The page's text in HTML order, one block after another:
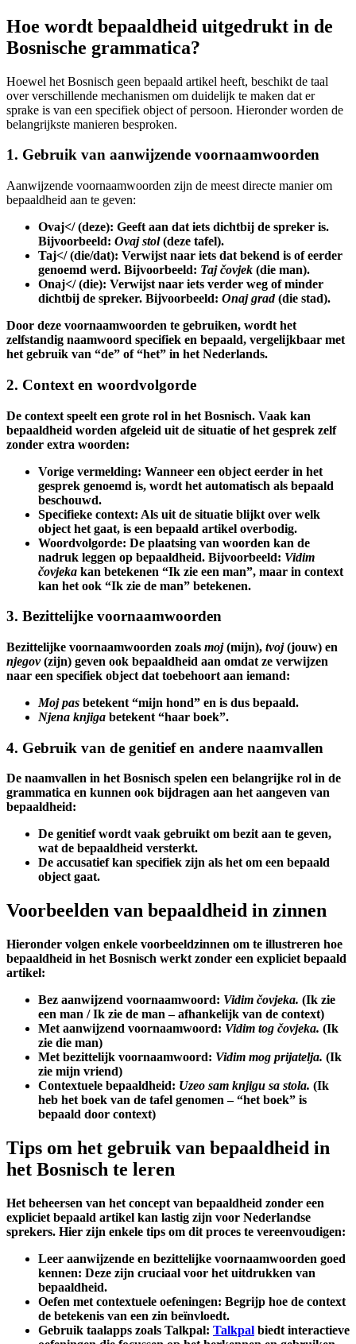
Hoe wordt bepaaldheid uitgedrukt in de
Bosnische grammatica?
Hoewel het Bosnisch geen bepaald artikel heeft, beschikt de taal
over verschillende mechanismen om duidelijk te maken dat er
sprake is van een specifiek object of persoon. Hieronder worden de
belangrijkste manieren besproken.
1. Gebruik van aanwijzende voornaamwoorden
Aanwijzende voornaamwoorden zijn de meest directe manier om
bepaaldheid aan te geven:
Ovaj</ (deze): Geeft aan dat iets dichtbij de spreker is.
Bijvoorbeeld: Ovaj stol(deze tafel).
Taj</ (die/dat): Verwijst naar iets dat bekend is of eerder
genoemd werd. Bijvoorbeeld: Taj čovjek (die man).
Onaj</ (die): Verwijst naar iets verder weg of minder
dichtbij de spreker. Bijvoorbeeld: Onaj grad(die stad).
Door deze voornaamwoorden te gebruiken, wordt het
zelfstandig naamwoord specifiek en bepaald, vergelijkbaar met
het gebruik van “de” of “het” in het Nederlands.
2. Context en woordvolgorde
De context speelt een grote rol in het Bosnisch. Vaak kan
bepaaldheid worden afgeleid uit de situatie of het gesprek zelf
zonder extra woorden:
Vorige vermelding: Wanneer een object eerder in het
gesprek genoemd is, wordt het automatisch als bepaald
beschouwd.
Specifieke context: Als uit de situatie blijkt over welk
object het gaat, is een bepaald artikel overbodig.
Woordvolgorde: De plaatsing van woorden kan de
nadruk leggen op bepaaldheid. Bijvoorbeeld: Vidim
čovjeka kan betekenen “Ik zie een man”, maar in context
kan het ook “Ik zie de man” betekenen.
3. Bezittelijke voornaamwoorden
Bezittelijke voornaamwoorden zoals moj(mijn), tvoj(jouw) en
njegov(zijn) geven ook bepaaldheid aan omdat ze verwijzen
naar een specifiek object dat toebehoort aan iemand:
Moj pas betekent “mijn hond” en is dus bepaald.
Njena knjiga betekent “haar boek”.
4. Gebruik van de genitief en andere naamvallen
De naamvallen in het Bosnisch spelen een belangrijke rol in de
grammatica en kunnen ook bijdragen aan het aangeven van
bepaaldheid:
De genitief wordt vaak gebruikt om bezit aan te geven,
wat de bepaaldheid versterkt.
De accusatief kan specifiek zijn als het om een bepaald
object gaat.
Voorbeelden van bepaaldheid in zinnen
Hieronder volgen enkele voorbeeldzinnen om te illustreren hoe
bepaaldheid in het Bosnisch werkt zonder een expliciet bepaald
artikel:
Bez aanwijzend voornaamwoord: Vidim čovjeka. (Ik zie
een man / Ik zie de man – afhankelijk van de context)
Met aanwijzend voornaamwoord: Vidim tog čovjeka. (Ik
zie die man)
Met bezittelijk voornaamwoord: Vidim mog prijatelja. (Ik
zie mijn vriend)
Contextuele bepaaldheid: Uzeo sam knjigu sa stola. (Ik
heb het boek van de tafel genomen – “het boek” is
bepaald door context)
Tips om het gebruik van bepaaldheid in
het Bosnisch te leren
Het beheersen van het concept van bepaaldheid zonder een
expliciet bepaald artikel kan lastig zijn voor Nederlandse
sprekers. Hier zijn enkele tips om dit proces te vereenvoudigen:
Leer aanwijzende en bezittelijke voornaamwoorden goed
kennen: Deze zijn cruciaal voor het uitdrukken van
bepaaldheid.
Oefen met contextuele oefeningen: Begrijp hoe de context
de betekenis van een zin beïnvloedt.
Gebruik taalapps zoals Talkpal: Talkpal biedt interactieve